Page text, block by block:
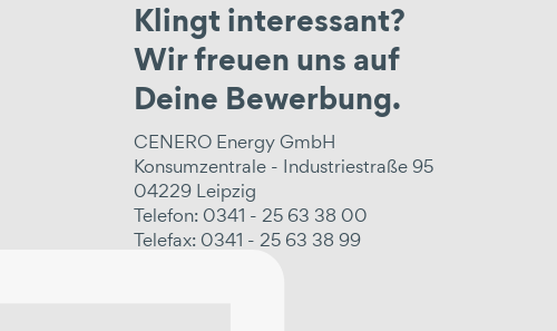
Klingt interessant?
Wir freuen uns auf
Deine Bewerbung.
CENERO Energy GmbH
Konsumzentrale - Industriestraße 95
04229 Leipzig
Telefon: 0341 - 25 63 38 00
Telefax: 0341 - 25 63 38 99